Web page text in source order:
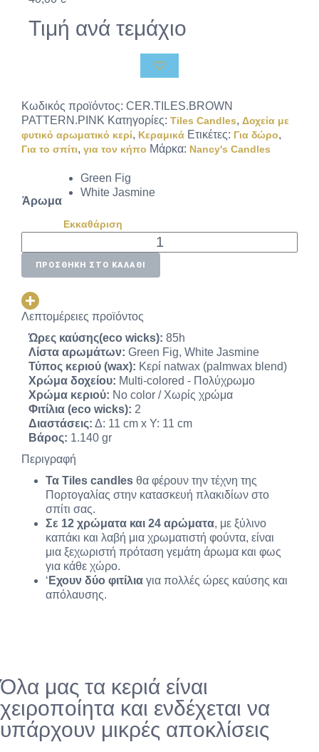
Τιμή ανά τεμάχιο
Κωδικός προϊόντος: CER.TILES.BROWN
PATTERN.PINK Κατηγορίες: Tiles Candles, Δοχεία με
φυτικό αρωματικό κερί, Κεραμικά Ετικέτες: Για δώρο,
Για το σπίτι, για τον κήπο Μάρκα: Nancy's Candles
Άρωμα
Green Fig
White Jasmine
Εκκαθάριση
ΠΡΟΣΘΉΚΗ ΣΤΟ ΚΑΛΆΘΙ
Λεπτομέρειες προϊόντος
Ώρες καύσης(eco wicks): 85h
Λίστα αρωμάτων: Green Fig, White Jasmine
Τύπος κεριού (wax): Κερί natwax (palmwax blend)
Χρώμα δοχείου: Multi-colored - Πολύχρωμο
Χρώμα κεριού: No color / Χωρίς χρώμα
Φιτίλια (eco wicks): 2
Διαστάσεις: Δ: 11 cm x Y: 11 cm
Βάρος: 1.140 gr
Περιγραφή
Τα Tiles candles θα φέρουν την τέχνη της
Πορτογαλίας στην κατασκευή πλακιδίων στο
σπίτι σας.
Σε 12 χρώματα και 24 αρώματα, με ξύλινο
καπάκι και λαβή μια χρωματιστή φούντα, είναι
μια ξεχωριστή πρόταση γεμάτη άρωμα και φως
για κάθε χώρο.
‘ Εχουν δύο φιτίλια για πολλές ώρες καύσης και
απόλαυσης.
Όλα μας τα κεριά είναι
χειροποίητα και ενδέχεται να
υπάρχουν μικρές αποκλίσεις